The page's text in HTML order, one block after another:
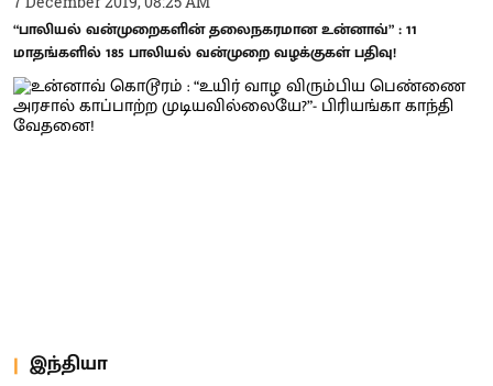
“பாலியல் வன்முறைகளின் தலைநகரமான உன்னாவ்” : 11
மாதங்களில் 185 பாலியல் வன்முறை வழக்குகள் பதிவு!
இந்தியா